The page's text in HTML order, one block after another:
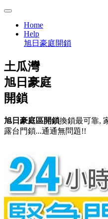
Home
Help
旭日豪庭開鎖
土瓜灣
旭日豪庭
開鎖
旭日豪庭區開鎖換鎖最可靠,
露台門鎖...通通無問題!!